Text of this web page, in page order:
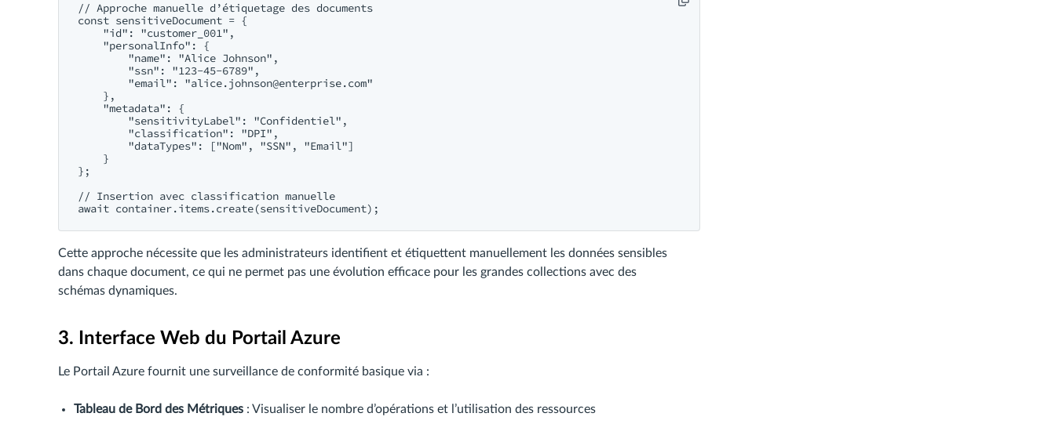
// Approche manuelle d’étiquetage des documents
const sensitiveDocument = {
    "id": "customer_001",
    "personalInfo": {
        "name": "Alice Johnson",
        "ssn": "123-45-6789",
        "email": "
alice.johnson@enterprise.com"
    },
    "metadata": {
        "sensitivityLabel": "Confidentiel",
        "classification": "DPI",
        "dataTypes": ["Nom", "SSN", "Email"]
    }
};
// Insertion avec classification manuelle
Cette approche nécessite que les administrateurs identifient et étiquettent manuellement les données sensibles
dans chaque document, ce qui ne permet pas une évolution efficace pour les grandes collections avec des
schémas dynamiques.
3. Interface Web du Portail Azure
Le Portail Azure fournit une surveillance de conformité basique via :
Tableau de Bord des Métriques : Visualiser le nombre d’opérations et l’utilisation des ressources